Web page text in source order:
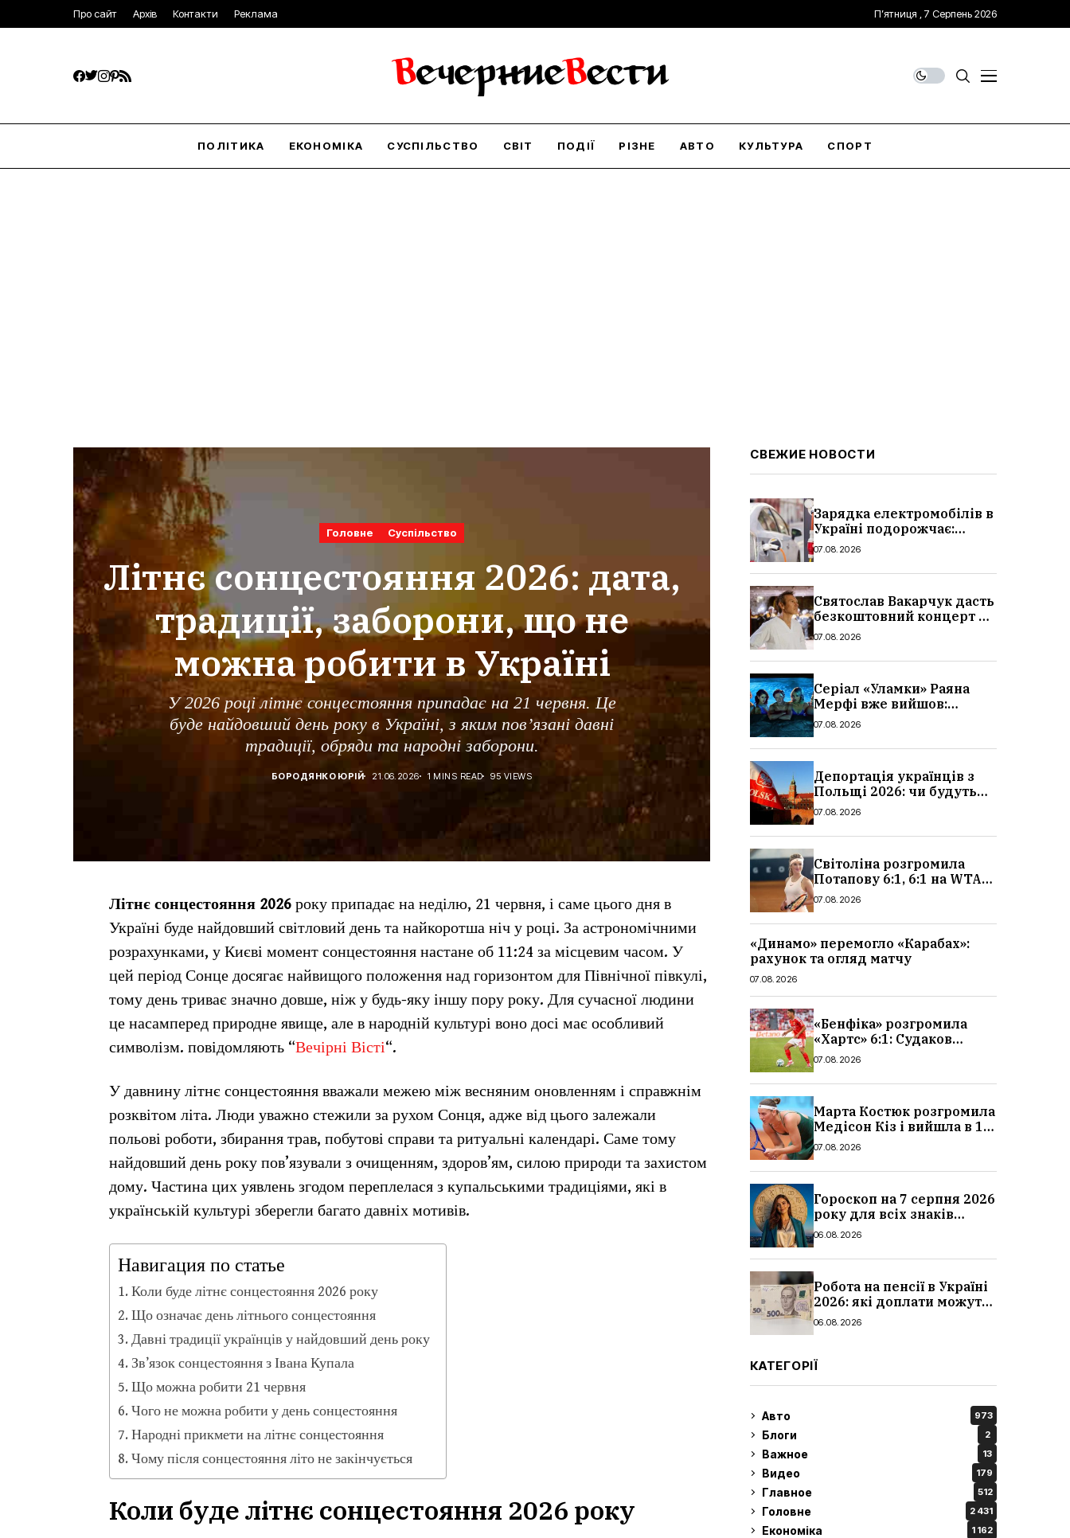
Про сайт Архів Контакти Реклама П’ятниця , 7 Серпень 2026
ПОЛІТИКА ЕКОНОМІКА СУСПІЛЬСТВО СВІТ ПОДІЇ РІЗНЕ АВТО КУЛЬТУРА СПОРТ
Головне Суспільство
Літнє сонцестояння 2026: дата,
традиції, заборони, що не
можна робити в Україні
У 2026 році літнє сонцестояння припадає на 21 червня. Це
буде найдовший день року в Україні, з яким пов’язані давні
традиції, обряди та народні заборони.
БОРОДЯНКО ЮРІЙ 21.06.2026 1 MINS READ 95 VIEWS
Літнє сонцестояння 2026 року припадає на неділю, 21 червня, і саме цього дня в
Україні буде найдовший світловий день та найкоротша ніч у році. За астрономічними
розрахунками, у Києві момент сонцестояння настане об 11:24 за місцевим часом. У
цей період Сонце досягає найвищого положення над горизонтом для Північної півкулі,
тому день триває значно довше, ніж у будь-яку іншу пору року. Для сучасної людини
це насамперед природне явище, але в народній культурі воно досі має особливий
символізм. повідомляють “Вечірні Вісті“.
У давнину літнє сонцестояння вважали межею між весняним оновленням і справжнім
розквітом літа. Люди уважно стежили за рухом Сонця, адже від цього залежали
польові роботи, збирання трав, побутові справи та ритуальні календарі. Саме тому
найдовший день року пов’язували з очищенням, здоров’ям, силою природи та захистом
дому. Частина цих уявлень згодом переплелася з купальськими традиціями, які в
українській культурі зберегли багато давніх мотивів.
Навигация по статье
Коли буде літнє сонцестояння 2026 року
Що означає день літнього сонцестояння
Давні традиції українців у найдовший день року
Зв’язок сонцестояння з Івана Купала
Що можна робити 21 червня
Чого не можна робити у день сонцестояння
Народні прикмети на літнє сонцестояння
Чому після сонцестояння літо не закінчується
Коли буде літнє сонцестояння 2026 року
СВЕЖИЕ НОВОСТИ
Зарядка електромобілів в
Україні подорожчає:
причина і нові ціни з
07.08.2026
Святослав Вакарчук дасть
безкоштовний концерт у
Львові: дата і місце
07.08.2026
Серіал «Уламки» Раяна
Мерфі вже вийшов:
сюжет, актори та всі
07.08.2026
Депортація українців з
Польщі 2026: чи будуть
висилати українських
07.08.2026
Світоліна розгромила
Потапову 6:1, 6:1 на WTA
1000 у Торонто
07.08.2026
«Динамо» перемогло «Карабах»:
рахунок та огляд матчу
07.08.2026
«Бенфіка» розгромила
«Хартс» 6:1: Судаков
відзначився асистом,
07.08.2026
Марта Костюк розгромила
Медісон Кіз і вийшла в 1/8
фіналу Торонто: результат
07.08.2026
Гороскоп на 7 серпня 2026
року для всіх знаків
зодіаку: кому пощастить у
06.08.2026
Робота на пенсії в Україні
2026: які доплати можуть
скасувати, про що
06.08.2026
КАТЕГОРІЇ
Авто 973
Блоги 2
Важное 13
Видео 179
Главное 512
Головне 2 431
Економіка 1 162